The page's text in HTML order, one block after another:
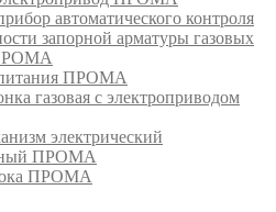
автоматического контроля
запорной арматуры газовых
ПРОМА
газовая с электроприводом
электрический
ПРОМА
ПРОМА